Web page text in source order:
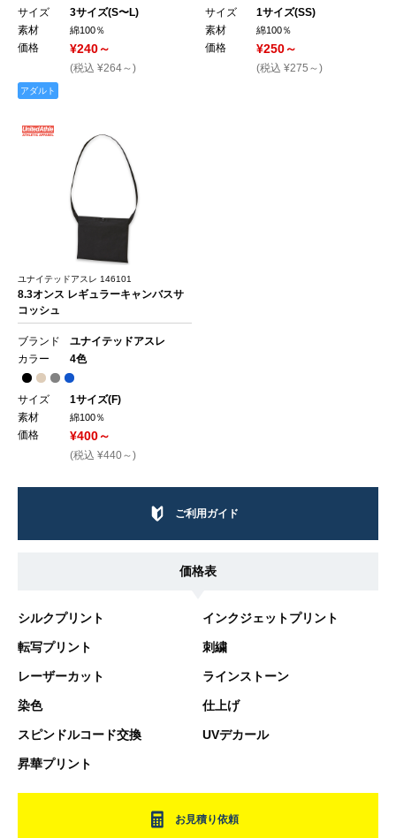
ご利用ガイド
価格表
シルクプリント インクジェットプリント
転写プリント 刺繍
レーザーカット ラインストーン
染色 仕上げ
スピンドルコード交換 UVデカール
昇華プリント
お見積り依頼
サイズ
3サイズ(S〜L)
素材
綿100％
価格 ¥240～
(税込 ¥264～)
アダルト
サイズ
1サイズ(SS)
素材
綿100％
価格 ¥250～
(税込 ¥275～)
ユナイテッドアスレ 146101
8.3オンス レギュラーキャンバスサ
コッシュ
ブランド
ユナイテッドアスレ
カラー
4色
サイズ
1サイズ(F)
素材
綿100％
価格 ¥400～
(税込 ¥440～)